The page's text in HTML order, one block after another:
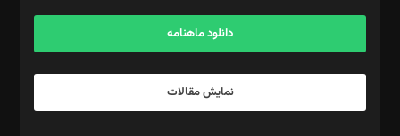
آگهی و مشترکین: ۰۹۱۹۹۹۹۰۴۵۴
دانلود ماهنامه
نمایش مقالات